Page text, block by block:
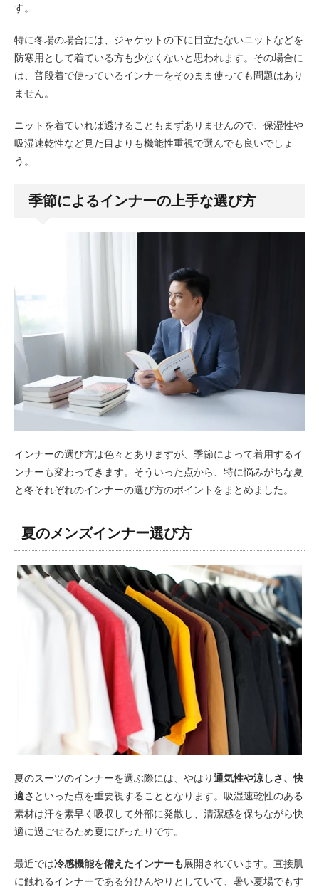
す。
特に冬場の場合には、ジャケットの下に目立たないニットなどを
防寒用として着ている方も少なくないと思われます。その場合に
は、普段着で使っているインナーをそのまま使っても問題はあり
ません。
ニットを着ていれば透けることもまずありませんので、保湿性や
吸湿速乾性など見た目よりも機能性重視で選んでも良いでしょ
う。
季節によるインナーの上手な選び方
インナーの選び方は色々とありますが、季節によって着用するイ
ンナーも変わってきます。そういった点から、特に悩みがちな夏
と冬それぞれのインナーの選び方のポイントをまとめました。
夏のメンズインナー選び方
夏のスーツのインナーを選ぶ際には、やはり通気性や涼しさ、快
適さ といった点を重要視することとなります。吸湿速乾性のある
素材は汗を素早く吸収して外部に発散し、清潔感を保ちながら快
適に過ごせるため夏にぴったりです。
最近では冷感機能を備えたインナーも展開されています。直接肌
に触れるインナーである分ひんやりとしていて、暑い夏場でもす